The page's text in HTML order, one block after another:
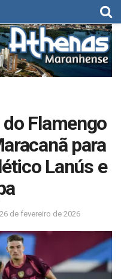
Flamengo
para
Lanús e
26 de fevereiro de 2026